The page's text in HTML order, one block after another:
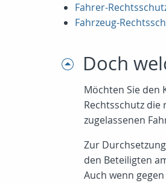
Fahrer-
Fahrzeug-
Doch
Möchten Sie den
Rechtsschutz
zugelassenen
Zur
den Beteiligten
Auch wenn